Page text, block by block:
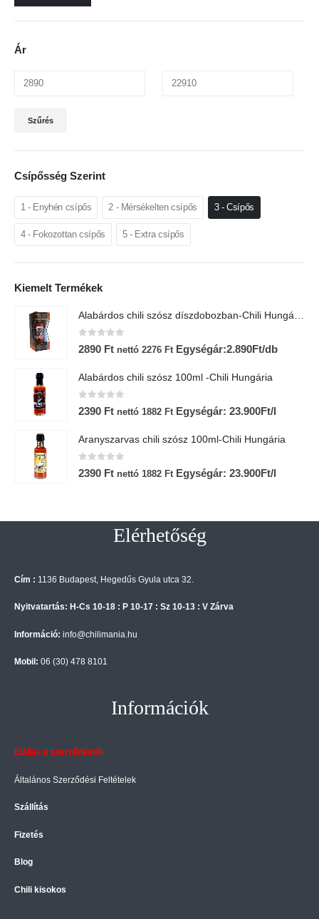
Ár
Szűrés
Csípősség Szerint
1 - Enyhén csípős 2 - Mérsékelten csípős 3 - Csípős
4 - Fokozottan csípős 5 - Extra csípős
Kiemelt Termékek
0az 5-ből
2890 Ft nettó 2276 Ft Egységár:2.890Ft/db
Alabárdos chili szósz 100ml -Chili Hungária
0az 5-ből
2390 Ft nettó 1882 Ft Egységár: 23.900Ft/l
Aranyszarvas chili szósz 100ml-Chili Hungária
0az 5-ből
2390 Ft nettó 1882 Ft Egységár: 23.900Ft/l
Elérhetőség
Cím : 1136 Budapest, Hegedűs Gyula utca 32.
Nyitvatartás: H-Cs 10-18 : P 10-17 : Sz 10-13 : V Zárva
Információ: info@chilimania.hu
Mobil: 06 (30) 478 8101
Információk
Elállás a szerződéstől
Általános Szerződési Feltételek
Szállítás
Fizetés
Blog
Chili kisokos